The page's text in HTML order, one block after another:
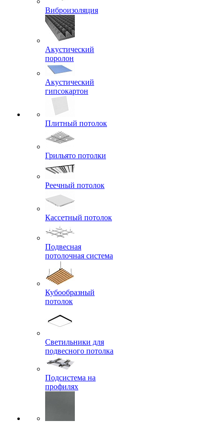
Виброизоляция
Акустический
поролон
Акустический
гипсокартон
Плитный потолок
Грильято потолки
Реечный потолок
Кассетный потолок
Подвесная
потолочная система
Кубообразный
потолок
Светильники для
подвесного потолка
Подсистема на
профилях